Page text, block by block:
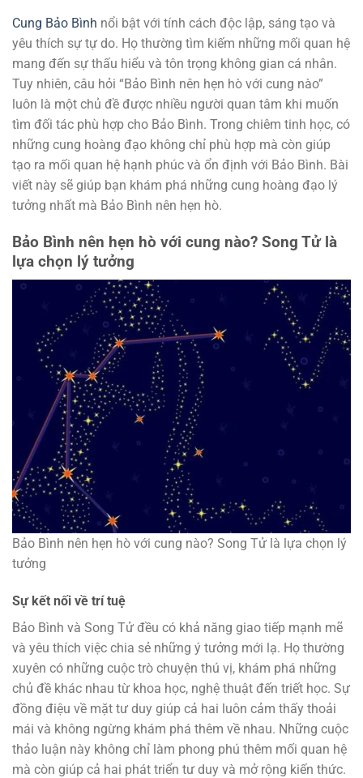
Cung Bảo Bình nổi bật với tính cách độc lập, sáng tạo và
yêu thích sự tự do. Họ thường tìm kiếm những mối quan hệ
mang đến sự thấu hiểu và tôn trọng không gian cá nhân.
Tuy nhiên, câu hỏi “Bảo Bình nên hẹn hò với cung nào”
luôn là một chủ đề được nhiều người quan tâm khi muốn
tìm đối tác phù hợp cho Bảo Bình. Trong chiêm tinh học, có
những cung hoàng đạo không chỉ phù hợp mà còn giúp
tạo ra mối quan hệ hạnh phúc và ổn định với Bảo Bình. Bài
viết này sẽ giúp bạn khám phá những cung hoàng đạo lý
tưởng nhất mà Bảo Bình nên hẹn hò.
Bảo Bình nên hẹn hò với cung nào? Song Tử là
lựa chọn lý tưởng
Bảo Bình nên hẹn hò với cung nào? Song Tử là lựa chọn lý
tưởng
Sự kết nối về trí tuệ
Bảo Bình và Song Tử đều có khả năng giao tiếp mạnh mẽ
và yêu thích việc chia sẻ những ý tưởng mới lạ. Họ thường
xuyên có những cuộc trò chuyện thú vị, khám phá những
chủ đề khác nhau từ khoa học, nghệ thuật đến triết học. Sự
đồng điệu về mặt tư duy giúp cả hai luôn cảm thấy thoải
mái và không ngừng khám phá thêm về nhau. Những cuộc
thảo luận này không chỉ làm phong phú thêm mối quan hệ
mà còn giúp cả hai phát triển tư duy và mở rộng kiến thức.